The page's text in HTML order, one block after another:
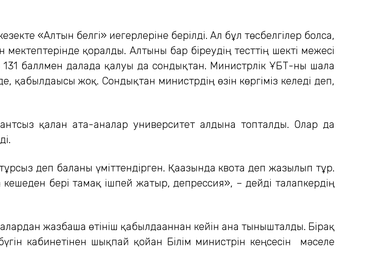
«Алтын белгі» иегерлеріне берілді. Ал бұл төсбелгілер болса,
қорғалды. Алтыны бар біреудің тесттің шекті межесі
131 баллмен далада қалуы да сондықтан. Министрлік ҰБТ-ны шала
қабылдағысы жоқ. Сондықтан министрдің өзін көргіміз келеді деп,
қалған ата-аналар университет алдына топталды. Олар да
деп баланы үміттендірген. Қағазында квота деп жазылып тұр.
бері тамақ ішпей жатыр, депрессия», – дейді талапкердің
жазбаша өтініш қабылдағаннан кейін ғана тынышталды. Бірақ
кабинетінен шықпай қойған Білім министрін кеңсесін мәселе